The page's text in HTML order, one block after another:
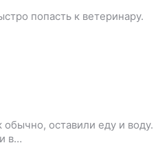
попасть к ветеринару.
оставили еду и воду.
в…